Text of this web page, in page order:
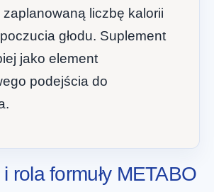
zaplanowaną liczbę kalorii
głodu. Suplement
jako element
podejścia do
i rola formuły METABO